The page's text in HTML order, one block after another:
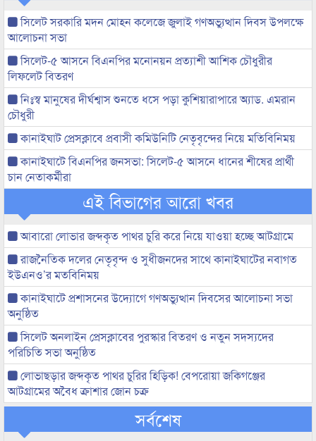
সিলেট সরকারি মদন মোহন কলেজে জুলাই গণঅভ্যুত্থান দিবস উপলক্ষে
আলোচনা সভা
সিলেট-৫ আসনে বিএনপির মনোনয়ন প্রত্যাশী আশিক চৌধুরীর
লিফলেট বিতরণ
নিঃস্ব মানুষের দীর্ঘশ্বাস শুনতে ধসে পড়া কুশিয়ারাপারে অ্যাড. এমরান
চৌধুরী
কানাইঘাট প্রেসক্লাবে প্রবাসী কমিউনিটি নেতৃবৃন্দের নিয়ে মতিবিনিময়
কানাইঘাটে বিএনপির জনসভা: সিলেট-৫ আসনে ধানের শীষের প্রার্থী
চান নেতাকর্মীরা
এই বিভাগের আরো খবর
আবারো লোভার জব্দকৃত পাথর চুরি করে নিয়ে যাওয়া হচ্ছে আটগ্রামে
রাজনৈতিক দলের নেতৃবৃন্দ ও সুধীজনদের সাথে কানাইঘাটের নবাগত
ইউএনও’র মতবিনিময়
কানাইঘাটে প্রশাসনের উদ্যোগে গণঅভ্যুত্থান দিবসের আলোচনা সভা
অনুষ্ঠিত
সিলেট অনলাইন প্রেসক্লাবের পুরস্কার বিতরণ ও নতুন সদস্যদের
পরিচিতি সভা অনুষ্ঠিত
লোভাছড়ার জব্দকৃত পাথর চুরির হিড়িক! বেপরোয়া জকিগঞ্জের
আটগ্রামের অবৈধ ক্রাশার জোন চক্র
সর্বশেষ